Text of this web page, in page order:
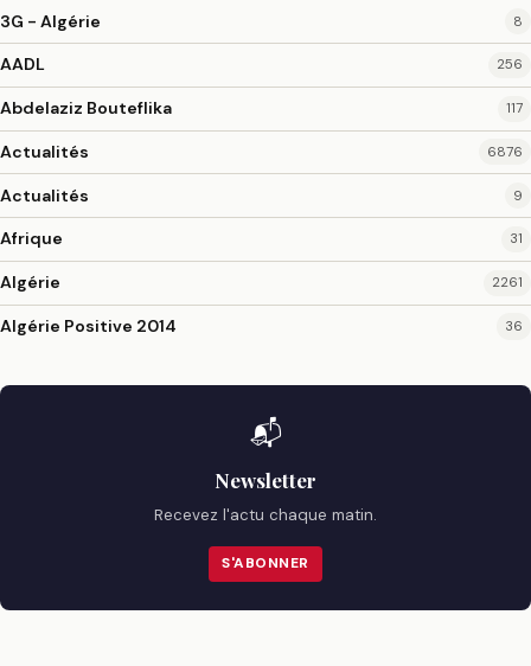
3G - Algérie 8
AADL 256
Abdelaziz Bouteflika 117
Actualités 6876
Actualités 9
Afrique 31
Algérie 2261
Algérie Positive 2014 36
📬
Newsletter
Recevez l'actu chaque matin.
S'ABONNER